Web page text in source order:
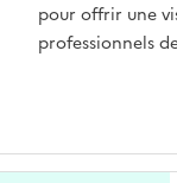
pour offrir une
professionnels